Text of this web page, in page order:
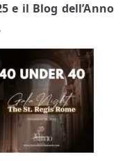
e il Blog dell’Anno